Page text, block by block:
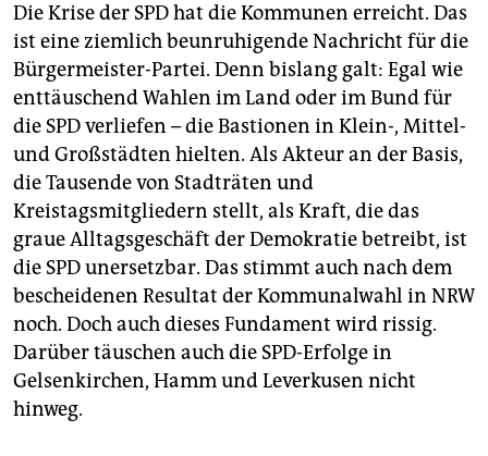
Die Krise der SPD hat die Kommunen erreicht. Das
ist eine ziemlich beunruhigende Nachricht für die
Bürgermeister-Partei. Denn bislang galt: Egal wie
enttäuschend Wahlen im Land oder im Bund für
die SPD verliefen – die Bastionen in Klein-, Mittel-
und Großstädten hielten. Als Akteur an der Basis,
die Tausende von Stadträten und
Kreistagsmitgliedern stellt, als Kraft, die das
graue Alltagsgeschäft der Demokratie betreibt, ist
die SPD unersetzbar. Das stimmt auch nach dem
bescheidenen Resultat der Kommunalwahl in NRW
noch. Doch auch dieses Fundament wird rissig.
Darüber täuschen auch die SPD-Erfolge in
Gelsenkirchen, Hamm und Leverkusen nicht
hinweg.